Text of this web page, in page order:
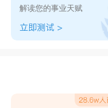
解读您的事业天赋